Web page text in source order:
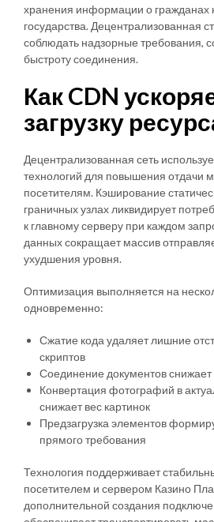
хранения информации о гражданах
государства. Децентрализованная
соблюдать надзорные требования,
быстроту соединения.
Как CDN
загрузку
Децентрализованная сеть
технологий для повышения отдачи
посетителям. Кэширование
граничных узлах ликвидирует
к главному серверу при каждом
данных сокращает массив
ухудшения уровня.
Оптимизация выполняется на
одновременно:
Сжатие кода удаляет лишние
скриптов
Соединение документов
Конвертация фотографий в
снижает вес картинок
Предзагрузка элементов
прямого требования
Технология поддерживает
посетителем и сервером Казино
дополнительной создания